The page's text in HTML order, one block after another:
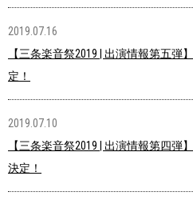
2019.07.16
【三条楽音祭2019 | 出演情報第五弾
定！
2019.07.10
【三条楽音祭2019 | 出演情報第四弾
決定！